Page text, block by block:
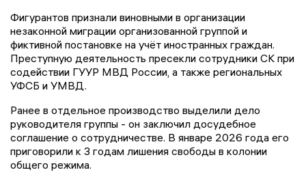
Фигурантов признали виновными в организации
незаконной миграции организованной группой и
фиктивной постановке на учёт иностранных граждан.
Преступную деятельность пресекли сотрудники СК при
содействии ГУУР МВД России, а также региональных
УФСБ и УМВД.
Ранее в отдельное производство выделили дело
руководителя группы - он заключил досудебное
соглашение о сотрудничестве. В январе 2026 года его
приговорили к 3 годам лишения свободы в колонии
общего режима.